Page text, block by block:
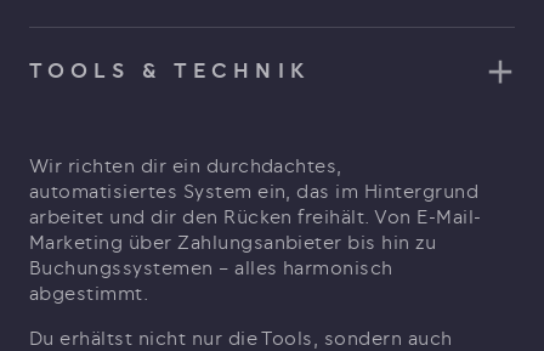
TOOLS & TECHNIK
Wir richten dir ein durchdachtes,
automatisiertes System ein, das im Hintergrund
arbeitet und dir den Rücken freihält. Von E-Mail-
Marketing über Zahlungsanbieter bis hin zu
Buchungssystemen – alles harmonisch
abgestimmt.
Du erhältst nicht nur die Tools, sondern auch